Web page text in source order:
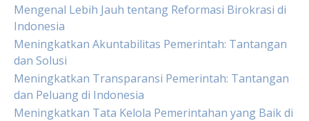
Mengenal Lebih Jauh tentang Reformasi Birokrasi di
Indonesia
Meningkatkan Akuntabilitas Pemerintah: Tantangan
dan Solusi
Meningkatkan Transparansi Pemerintah: Tantangan
dan Peluang di Indonesia
Meningkatkan Tata Kelola Pemerintahan yang Baik di